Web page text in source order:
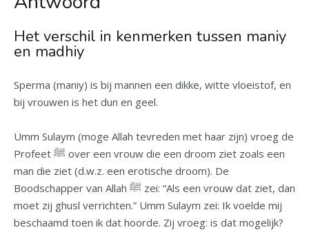
Het verschil in kenmerken tussen maniy
en madhiy
Sperma (maniy) is bij mannen een dikke, witte vloeistof, en
bij vrouwen is het dun en geel.
Umm Sulaym (moge Allah tevreden met haar zijn) vroeg de
Profeet ﷺ over een vrouw die een droom ziet zoals een
man die ziet (d.w.z. een erotische droom). De
Boodschapper van Allah ﷺ zei: “Als een vrouw dat ziet, dan
moet zij ghusl verrichten.” Umm Sulaym zei: Ik voelde mij
beschaamd toen ik dat hoorde. Zij vroeg: is dat mogelijk?